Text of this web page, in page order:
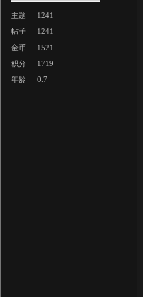
主题
1241
帖子
1241
金币
1521
积分
1719
年龄
0.7